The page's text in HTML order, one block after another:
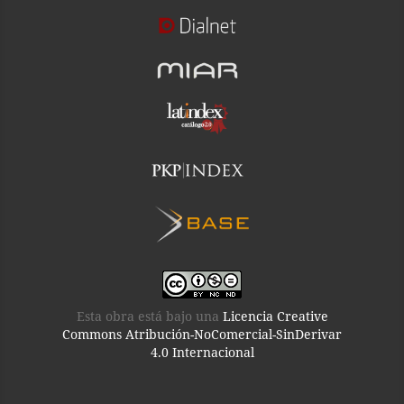
Esta obra está bajo una Licencia Creative
Commons Atribución-NoComercial-SinDerivar
4.0 Internacional